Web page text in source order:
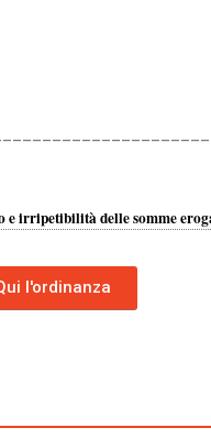
e irripetibilità delle somme
l'ordinanza